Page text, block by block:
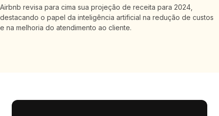
Airbnb revisa para cima sua projeção de receita para 2024,
destacando o papel da inteligência artificial na redução de custos
e na melhoria do atendimento ao cliente.